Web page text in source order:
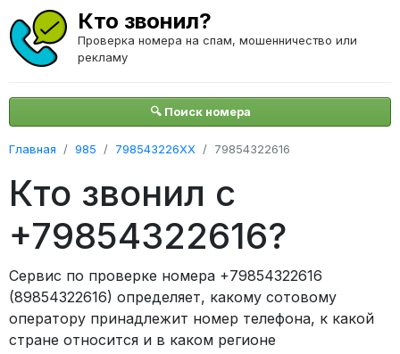
Кто звонил?
Проверка номера на спам, мошенничество или
рекламу
🔍 Поиск номера
Главная 985 798543226XX 79854322616
Кто звонил с
+79854322616?
Сервис по проверке номера +79854322616
(89854322616) определяет, какому сотовому
оператору принадлежит номер телефона, к какой
стране относится и в каком регионе